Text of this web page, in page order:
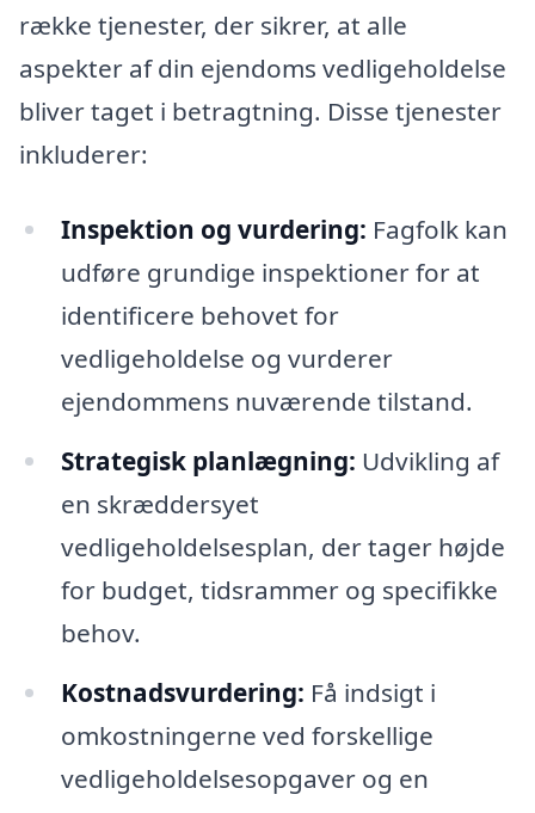
række tjenester, der sikrer, at alle
aspekter af din ejendoms vedligeholdelse
bliver taget i betragtning. Disse tjenester
inkluderer:
Inspektion og vurdering: Fagfolk kan
udføre grundige inspektioner for at
identificere behovet for
vedligeholdelse og vurderer
ejendommens nuværende tilstand.
Strategisk planlægning: Udvikling af
en skræddersyet
vedligeholdelsesplan, der tager højde
for budget, tidsrammer og specifikke
behov.
Kostnadsvurdering: Få indsigt i
omkostningerne ved forskellige
vedligeholdelsesopgaver og en